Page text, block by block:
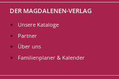
DER MAGDALENEN-VERLAG
Unsere Kataloge
Partner
Über uns
Familienplaner & Kalender